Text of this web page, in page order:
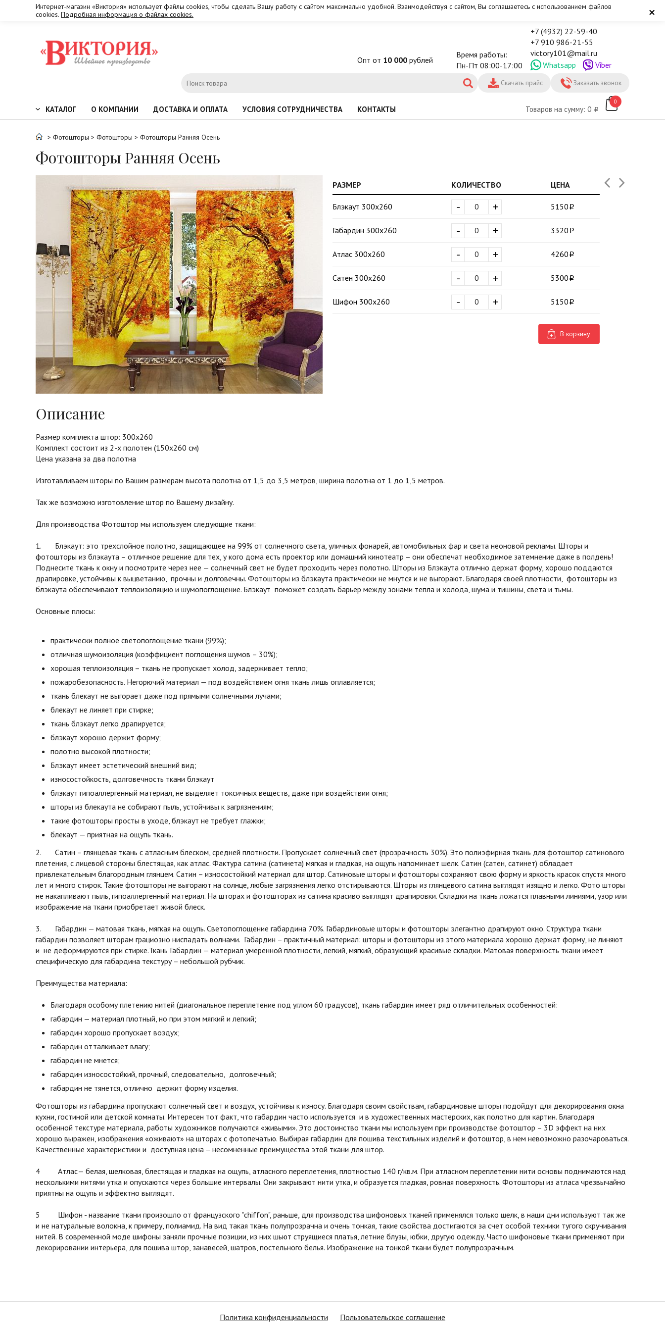
×
Интернет-магазин «Виктория» использует файлы cookies, чтобы сделать Вашу работу с сайтом максимально удобной. Взаимодействуя с сайтом, Вы соглашаетесь с использованием файлов
cookies. Подробная информация о файлах cookies.
Опт от 10 000 рублей
Время работы:
Пн-Пт 08:00-17:00
+7 (4932) 22-59-40
+7 910 986-21-55
victory101@mail.ru
Whatsapp
Viber
Заказать звонок
Скачать прайс
КАТАЛОГ О КОМПАНИИ ДОСТАВКА И ОПЛАТА УСЛОВИЯ СОТРУДНИЧЕСТВА КОНТАКТЫ Товаров на сумму: 0
0
> Фотошторы > Фотошторы > Фотошторы Ранняя Осень
Фотошторы Ранняя Осень
РАЗМЕР КОЛИЧЕСТВО ЦЕНА
Блэкаут 300х260 +
- 5150
Габардин 300х260 +
- 3320
Атлас 300х260 +
- 4260
Сатен 300х260 +
- 5300
Шифон 300х260 +
- 5150
В корзину
Описание
Размер комплекта штор: 300х260
Комплект состоит из 2-х полотен (150х260 см)
Цена указана за два полотна
Изготавливаем шторы по Вашим размерам высота полотна от 1,5 до 3,5 метров, ширина полотна от 1 до 1,5 метров.
Так же возможно изготовление штор по Вашему дизайну.
Для производства Фотоштор мы используем следующие ткани:
1. Блэкаут: это трехслойное полотно, защищающее на 99% от солнечного света, уличных фонарей, автомобильных фар и света неоновой рекламы. Шторы и
фотошторы из блэкаута – отличное решение для тех, у кого дома есть проектор или домашний кинотеатр – они обеспечат необходимое затемнение даже в полдень!
Поднесите ткань к окну и посмотрите через нее — солнечный свет не будет проходить через полотно. Шторы из Блэкаута отлично держат форму, хорошо поддаются
драпировке, устойчивы к выцветанию, прочны и долговечны. Фотошторы из блэкаута практически не мнутся и не выгорают. Благодаря своей плотности, фотошторы из
блэкаута обеспечивают теплоизоляцию и шумопоглощение. Блэкаут поможет создать барьер между зонами тепла и холода, шума и тишины, света и тьмы.
Основные плюсы:
практически полное светопоглощение ткани (99%);
отличная шумоизоляция (коэффициент поглощения шумов – 30%);
хорошая теплоизоляция – ткань не пропускает холод, задерживает тепло;
пожаробезопасность. Негорючий материал — под воздействием огня ткань лишь оплавляется;
ткань блекаут не выгорает даже под прямыми солнечными лучами;
блекаут не линяет при стирке;
ткань блэкаут легко драпируется;
блэкаут хорошо держит форму;
полотно высокой плотности;
Блэкаут имеет эстетический внешний вид;
износостойкость, долговечность ткани блэкаут
блэкаут гипоаллергенный материал, не выделяет токсичных веществ, даже при воздействии огня;
шторы из блекаута не собирают пыль, устойчивы к загрязнениям;
такие фотошторы просты в уходе, блэкаут не требует глажки;
блекаут — приятная на ощупь ткань.
2. Сатин – глянцевая ткань с атласным блеском, средней плотности. Пропускает солнечный свет (прозрачность 30%). Это полиэфирная ткань для фотоштор сатинового
плетения, с лицевой стороны блестящая, как атлас. Фактура сатина (сатинета) мягкая и гладкая, на ощупь напоминает шелк. Сатин (сатен, сатинет) обладает
привлекательным благородным глянцем. Сатин – износостойкий материал для штор. Сатиновые шторы и фотошторы сохраняют свою форму и яркость красок спустя много
лет и много стирок. Такие фотошторы не выгорают на солнце, любые загрязнения легко отстирываются. Шторы из глянцевого сатина выглядят изящно и легко. Фото шторы
не накапливают пыль, гипоаллергенный материал. На шторах и фотошторах из сатина красиво выглядят драпировки. Складки на ткань ложатся плавными линиями, узор или
изображение на ткани приобретает живой блеск.
3. Габардин — матовая ткань, мягкая на ощупь. Светопоглощение габардина 70%. Габардиновые шторы и фотошторы элегантно драпируют окно. Структура ткани
габардин позволяет шторам грациозно ниспадать волнами. Габардин – практичный материал: шторы и фотошторы из этого материала хорошо держат форму, не линяют
и не деформируются при стирке.Ткань Габардин — материал умеренной плотности, легкий, мягкий, образующий красивые складки. Матовая поверхность ткани имеет
специфическую для габардина текстуру – небольшой рубчик.
Преимущества материала:
Благодаря особому плетению нитей (диагональное переплетение под углом 60 градусов), ткань габардин имеет ряд отличительных особенностей:
габардин — материал плотный, но при этом мягкий и легкий;
габардин хорошо пропускает воздух;
габардин отталкивает влагу;
габардин не мнется;
габардин износостойкий, прочный, следовательно, долговечный;
габардин не тянется, отлично держит форму изделия.
Фотошторы из габардина пропускают солнечный свет и воздух, устойчивы к износу. Благодаря своим свойствам, габардиновые шторы подойдут для декорирования окна
кухни, гостиной или детской комнаты. Интересен тот факт, что габардин часто используется и в художественных мастерских, как полотно для картин. Благодаря
особенной текстуре материала, работы художников получаются «живыми». Это достоинство ткани мы используем при производстве фотоштор – 3D эффект на них
хорошо выражен, изображения «оживают» на шторах с фотопечатью. Выбирая габардин для пошива текстильных изделий и фотоштор, в нем невозможно разочароваться.
Качественные характеристики и доступная цена – несомненные преимущества этой ткани для штор.
4 Атлас— белая, шелковая, блестящая и гладкая на ощупь, атласного переплетения, плотностью 140 г/кв.м. При атласном переплетении нити основы поднимаются над
несколькими нитями утка и опускаются через большие интервалы. Они закрывают нити утка, и образуется гладкая, ровная поверхность. Фотошторы из атласа чрезвычайно
приятны на ощупь и эффектно выглядят.
5 Шифон - название ткани произошло от французского "chiffon", раньше, для производства шифоновых тканей применялся только шелк, в наши дни используют так же
и не натуральные волокна, к примеру, полиамид. На вид такая ткань полупрозрачна и очень тонкая, такие свойства достигаются за счет особой техники тугого скручивания
нитей. В современной моде шифоны заняли прочные позиции, из них шьют струящиеся платья, летние блузы, юбки, другую одежду. Часто шифоновые ткани применяют при
декорировании интерьера, для пошива штор, занавесей, шатров, постельного белья. Изображение на тонкой ткани будет полупрозрачным.
Политика конфиденциальности Пользовательское соглашение